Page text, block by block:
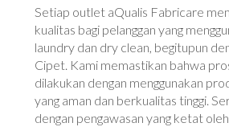
Setiap outlet aQualis Fabricare
kualitas bagi pelanggan yang
laundry dan dry clean, begitupun
Cipet. Kami memastikan bahwa
dilakukan dengan menggunakan
yang aman dan berkualitas tinggi.
dengan pengawasan yang ketat